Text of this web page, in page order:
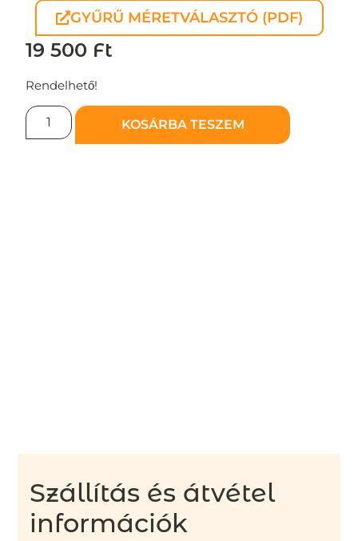
GYŰRŰ MÉRETVÁLASZTÓ (PDF)
19 500 Ft
Rendelhető!
KOSÁRBA TESZEM
Szállítás és átvétel
információk